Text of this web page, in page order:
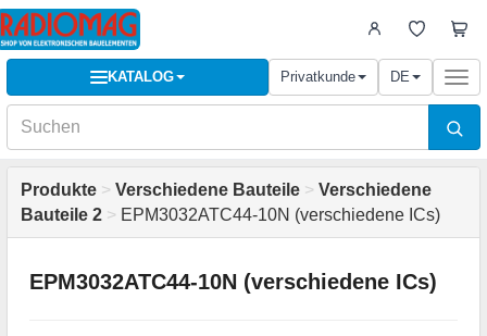
KATALOG Privatkunde DE
Produkte > Verschiedene Bauteile > Verschiedene
Bauteile 2 > EPM3032ATC44-10N (verschiedene ICs)
EPM3032ATC44-10N (verschiedene ICs)